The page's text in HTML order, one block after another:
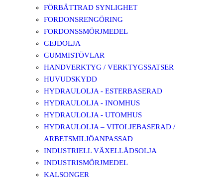
FÖRBÄTTRAD SYNLIGHET
FORDONSRENGÖRING
FORDONSSMÖRJMEDEL
GEJDOLJA
GUMMISTÖVLAR
HANDVERKTYG / VERKTYGSSATSER
HUVUDSKYDD
HYDRAULOLJA - ESTERBASERAD
HYDRAULOLJA - INOMHUS
HYDRAULOLJA - UTOMHUS
HYDRAULOLJA – VITOLJEBASERAD /
ARBETSMILJÖANPASSAD
INDUSTRIELL VÄXELLÅDSOLJA
INDUSTRISMÖRJMEDEL
KALSONGER